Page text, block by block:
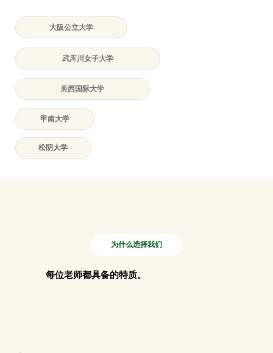
大阪公立大学
关西国际大学
甲南大学
松阴大学
武库川女子大学
每位老师都具备的特质。
为什么选择我们